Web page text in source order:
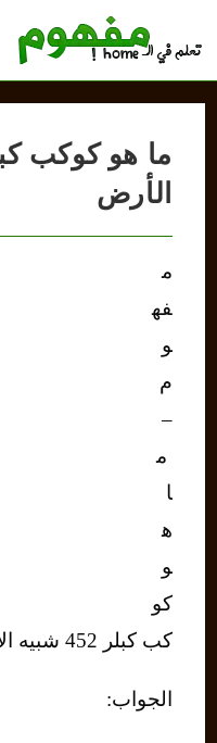
الأرض
م
فه
و
م
–
م
ا
ه
و
كو
كب كبلر 452 شبيه الأرض؟
الجواب: